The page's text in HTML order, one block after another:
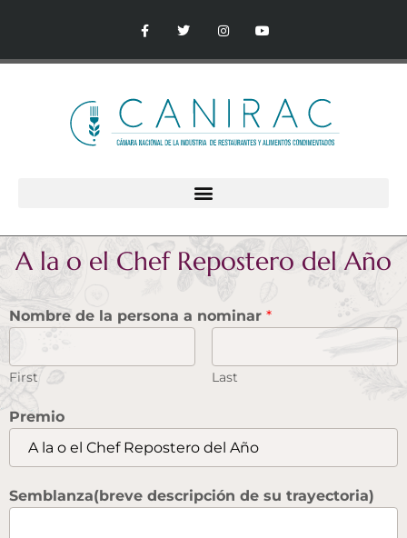
A la o el Chef Repostero del Año
Nombre de la persona a nominar *
First Last
Premio
Semblanza(breve descripción de su trayectoria)